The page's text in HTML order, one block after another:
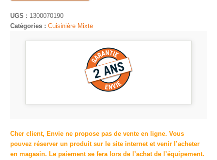
UGS : 1300070190
Catégories :Cuisinière Mixte
Cher client, Envie ne propose pas de vente en ligne. Vous
pouvez réserver un produit sur le site internet et venir l’acheter
en magasin. Le paiement se fera lors de l’achat de l’équipement.